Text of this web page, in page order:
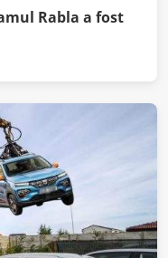
Rabla a fost